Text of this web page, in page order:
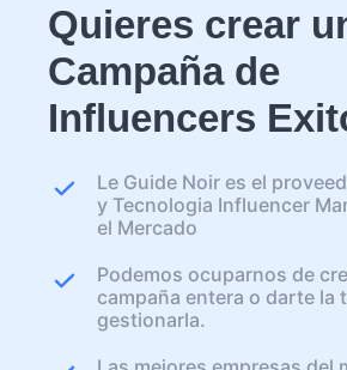
Quieres crear
Campaña de
Influencers
Le Guide Noir es el
y Tecnologia Influencer
el Mercado
Podemos ocuparnos de
campaña entera o darte la
gestionarla.